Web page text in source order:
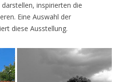
inspirierten die
Eine Auswahl der
diese Ausstellung.